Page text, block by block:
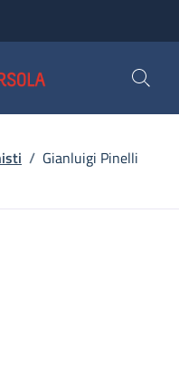
/ Gianluigi Pinelli